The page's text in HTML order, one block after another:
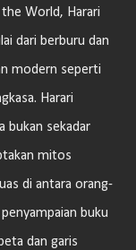
World, Harari
dari berburu dan
modern seperti
Harari
bukan sekadar
mitos
di antara orang-
buku
dan garis